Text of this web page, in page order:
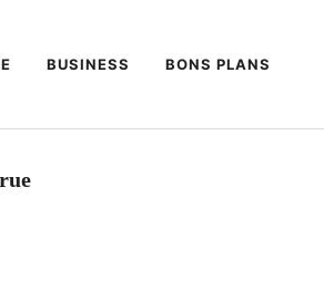
BUSINESS BONS PLANS